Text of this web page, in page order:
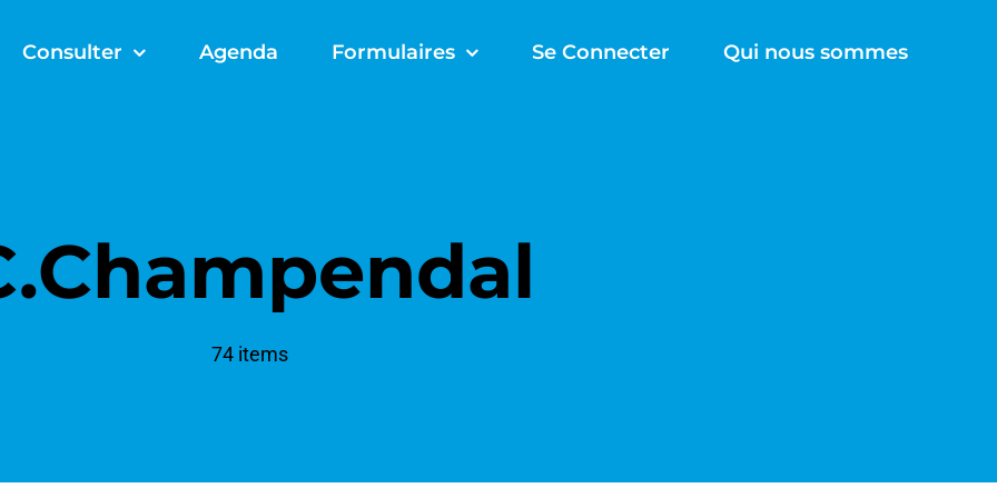
Consulter Agenda Formulaires Se Connecter Qui nous sommes
74 items